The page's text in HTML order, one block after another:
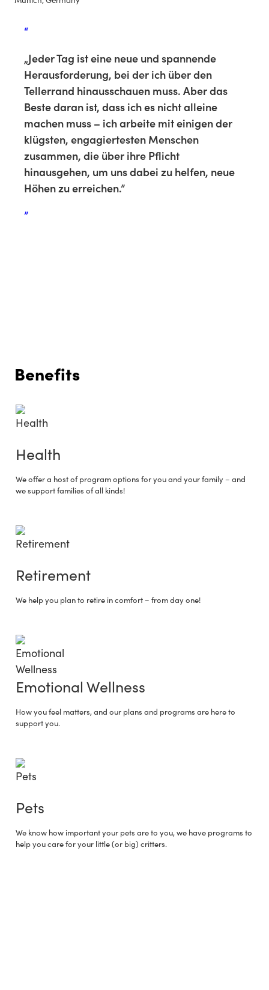
“
„Jeder Tag ist eine neue und spannende
Herausforderung, bei der ich über den
Tellerrand hinausschauen muss. Aber das
Beste daran ist, dass ich es nicht alleine
machen muss – ich arbeite mit einigen der
klügsten, engagiertesten Menschen
zusammen, die über ihre Pflicht
hinausgehen, um uns dabei zu helfen, neue
Höhen zu erreichen.”
”
Benefits
Health
We offer a host of program options for you and your family – and
we support families of all kinds!
Retirement
We help you plan to retire in comfort – from day one!
Emotional Wellness
How you feel matters, and our plans and programs are here to
support you.
Pets
We know how important your pets are to you, we have programs to
help you care for your little (or big) critters.